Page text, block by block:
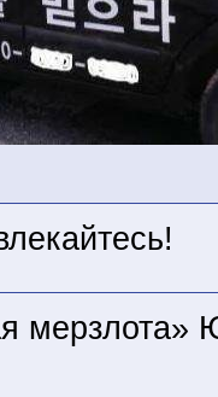
мерзлота»